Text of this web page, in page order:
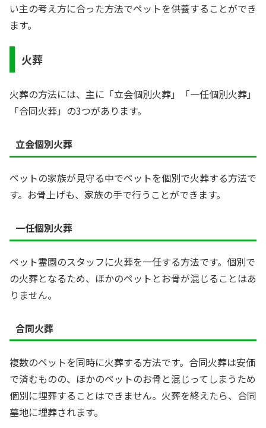
い主の考え方に合った方法でペットを供養することができ
ます。
火葬
火葬の方法には、主に「立会個別火葬」「一任個別火葬」
「合同火葬」の3つがあります。
立会個別火葬
ペットの家族が見守る中でペットを個別で火葬する方法で
す。お骨上げも、家族の手で行うことができます。
一任個別火葬
ペット霊園のスタッフに火葬を一任する方法です。個別で
の火葬となるため、ほかのペットとお骨が混じることはあ
りません。
合同火葬
複数のペットを同時に火葬する方法です。合同火葬は安価
で済むものの、ほかのペットのお骨と混じってしまうため
個別に埋葬することはできません。火葬を終えたら、合同
墓地に埋葬されます。